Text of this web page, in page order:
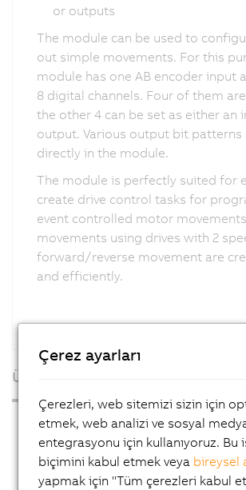
or outputs
The module can be used to
out simple movements. For this
module has one AB encoder input
8 digital channels. Four of them
the other 4 can be set as either an
output. Various output bit patterns
directly in the module.
The module is perfectly suited for
create drive control tasks for
event controlled motor
movements using drives with 2
forward/reverse movement are
and efficiently.
Ürünler
Endüstriyel PC'ler
Görselleştirme ve Operasyon
Kontrol Sistemleri
Çerez ayarları
Çerezleri, web sitemizi sizin için
etmek, web analizi ve sosyal
entegrasyonu için kullanıyoruz. Bu
biçimini kabul etmek veya bireysel
yapmak için "Tüm çerezleri kabul